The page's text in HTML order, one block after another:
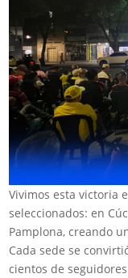
Vivimos esta victoria
seleccionados: en
Pamplona, creando
Cada sede se
cientos de